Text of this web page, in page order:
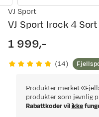
VJ Sport
VJ Sport Irock 4 Sort
price
1 999,-
(14)
Produkter merket
produkter som jevnlig
Rabattkoder vilikke